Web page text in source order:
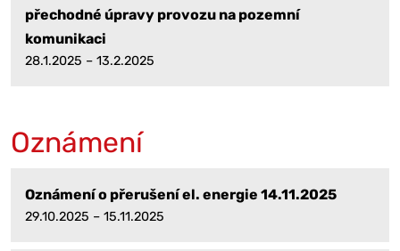
přechodné úpravy provozu na pozemní
komunikaci
28.1.2025 – 13.2.2025
Oznámení
Oznámení o přerušení el. energie 14.11.2025
29.10.2025 – 15.11.2025